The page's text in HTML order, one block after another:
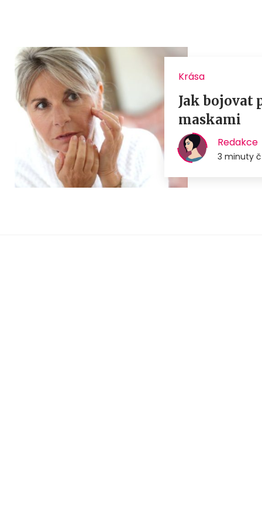
Krása
Jak bojovat
maskami
Redakce
3 minuty